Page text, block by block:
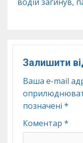
водій загинув,
Залишити
Ваша e-mail
позначені *
Коментар *